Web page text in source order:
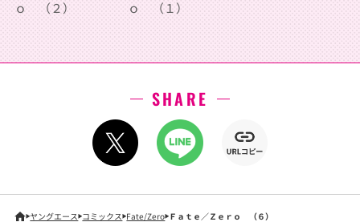
ｏ （２）
ｏ （１）
SHARE
ヤングエース コミックス Fate/Zero Ｆａｔｅ／Ｚｅｒｏ （６）